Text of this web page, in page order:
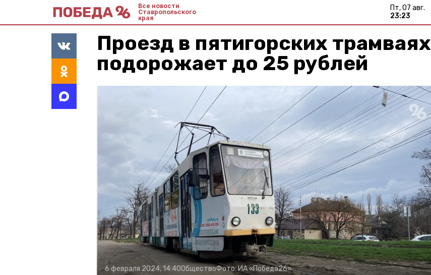
Все новости
Ставропольского
края
пт, 07 авг.
23:23
Проезд в пятигорских трамваях
подорожает до 25 рублей
6 февраля 2024, 14:40ОбществоФото:ИА «Победа26»